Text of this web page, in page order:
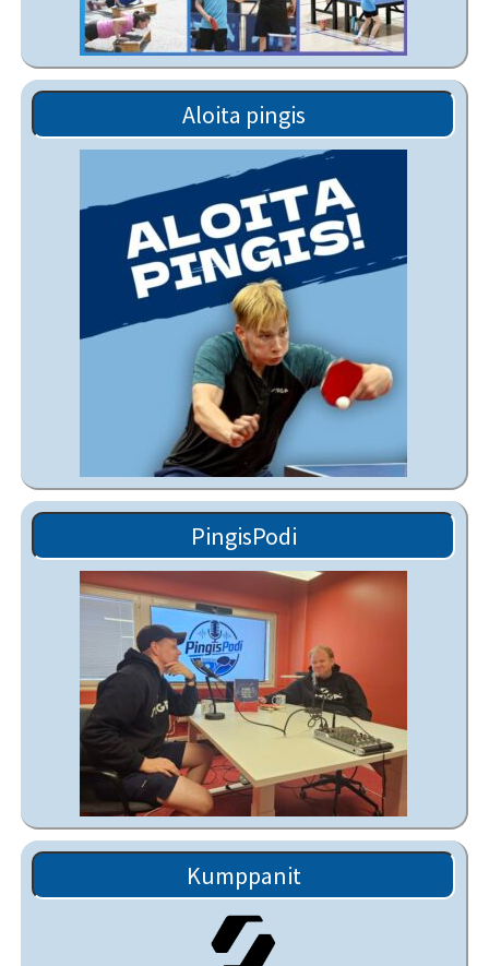
Aloita pingis
PingisPodi
Kumppanit